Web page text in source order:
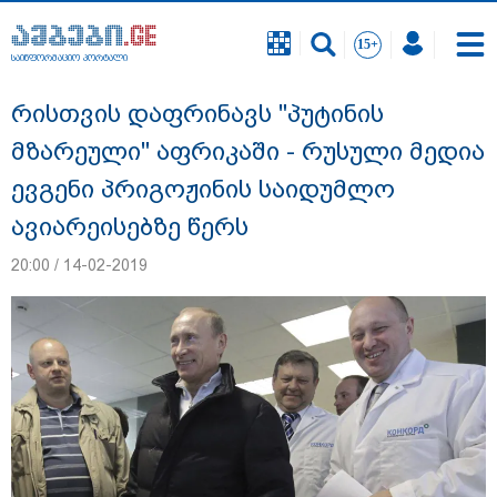
საინფორმაციო პორტალი
18 წელი აგვისტოს ომიდან - ტრაგიკული
მოვლენების ქრონოლოგია, რომელიც
შესაძლოა, აღარ გვახსოვს
საინფორმაციო პორტალი
რისთვის დაფრინავს "პუტინის
მზარეული" აფრიკაში - რუსული მედია
ევგენი პრიგოჟინის საიდუმლო
ავიარეისებზე წერს
20:00 / 14-02-2019